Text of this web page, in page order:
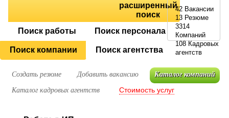
расширенный
поиск
Поиск работы
Поиск персонала
Поиск компании Поиск агентства
42 Вакансии
13 Резюме
3314
Компаний
108 Кадровых
агентств
Создать резюме Добавить вакансию Каталог компаний
Каталог кадровых агентств Стоимость услуг